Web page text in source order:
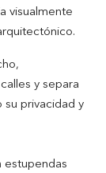
visualmente
y separa
privacidad y
estupendas